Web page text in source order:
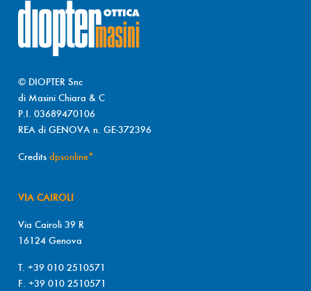
© DIOPTER Snc
di Masini Chiara & C
P.I. 03689470106
REA di GENOVA n. GE-372396
Credits dpsonline*
VIA CAIROLI
Via Cairoli 39 R
16124 Genova
T. +39 010 2510571
F. +39 010 2510571